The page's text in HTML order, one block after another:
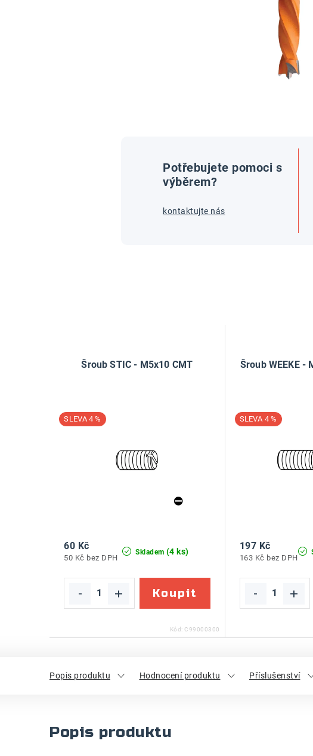
Potřebujete pomoci s
výběrem?
kontaktujte nás
Šroub STIC - M5x10 CMT
4 %
Skladem (4 ks)
50 Kč bez DPH
60 Kč
Kód: C99000300
Šroub WEEKE -
4 %
163 Kč bez DPH
197 Kč
Popis produktu Hodnocení produktu Příslušenství
Popis produktu